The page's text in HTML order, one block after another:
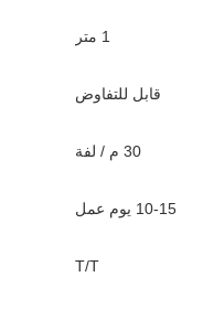
1 متر
قابل للتفاوض
30 م / لفة
10-15 يوم عمل
T/T